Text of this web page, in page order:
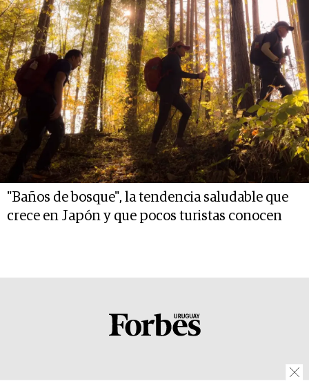
"Baños de bosque", la tendencia saludable que
crece en Japón y que pocos turistas conocen